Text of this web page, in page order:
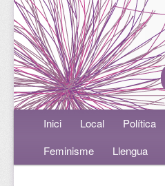
Menú principalAneu al contingut principal
Aneu al contingut
Inici Local Política
Feminisme
Llengua